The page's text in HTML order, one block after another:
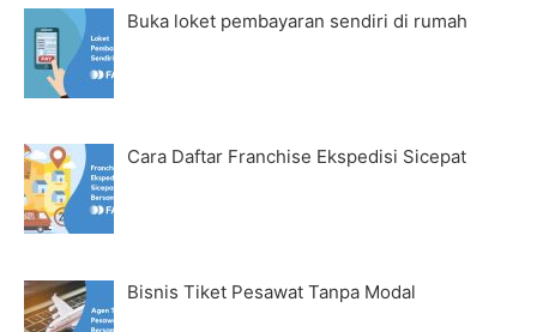
Buka loket pembayaran sendiri di rumah
Cara Daftar Franchise Ekspedisi Sicepat
Bisnis Tiket Pesawat Tanpa Modal